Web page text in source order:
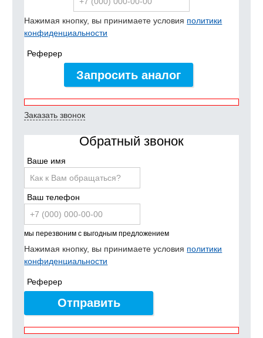
Нажимая кнопку, вы принимаете условия политики
конфиденциальности
Реферер
Запросить аналог
Заказать звонок
Обратный звонок
Ваше имя
Ваш телефон
мы перезвоним с выгодным предложением
Нажимая кнопку, вы принимаете условия политики
конфиденциальности
Реферер
Отправить